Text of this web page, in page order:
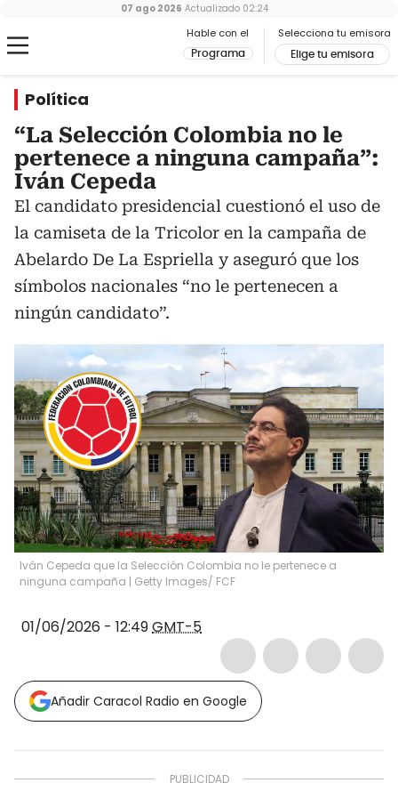
Hable con el
Programa
Selecciona tu emisora
Elige tu emisora
07 ago 2026 Actualizado 02:24
Política
“La Selección Colombia no le
pertenece a ninguna campaña”:
Iván Cepeda
El candidato presidencial cuestionó el uso de
la camiseta de la Tricolor en la campaña de
Abelardo De La Espriella y aseguró que los
símbolos nacionales “no le pertenecen a
ningún candidato”.
Iván Cepeda que la Selección Colombia no le pertenece a
ninguna campaña | Getty Images/ FCF
01/06/2026 - 12:49GMT-5
Añadir Caracol Radio en Google